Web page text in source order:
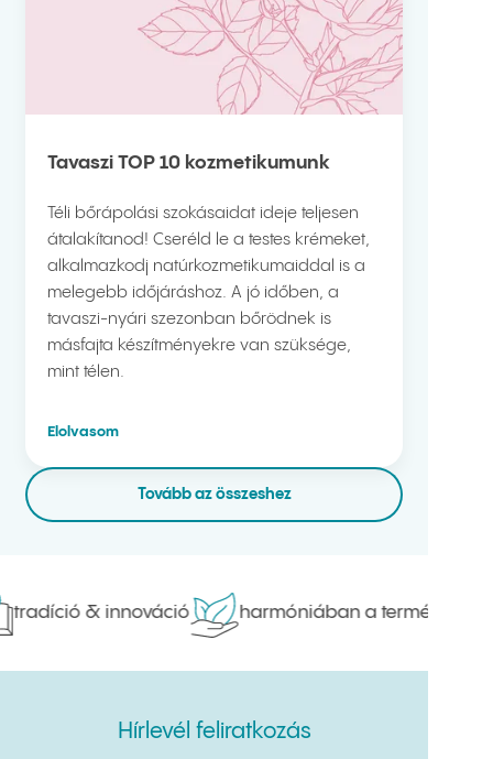
Tavaszi TOP 10 kozmetikumunk
Téli bőrápolási szokásaidat ideje teljesen
átalakítanod! Cseréld le a testes krémeket,
alkalmazkodj natúrkozmetikumaiddal is a
melegebb időjáráshoz. A jó időben, a
tavaszi-nyári szezonban bőrödnek is
másfajta készítményekre van szüksége,
mint télen.
Elolvasom
Tovább az összeshez
& innováció harmóniában a természettel
Hírlevél feliratkozásHírlevél feliratkozás